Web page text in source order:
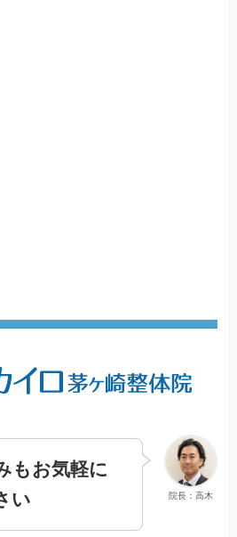
院長：高木
もお気軽に
い